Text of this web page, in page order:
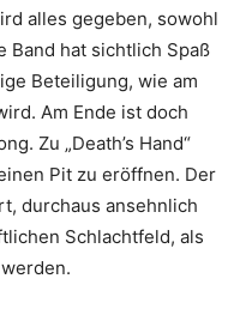
alles gegeben, sowohl
Band hat sichtlich Spaß
Beteiligung, wie am
Am Ende ist doch
Zu „Death’s Hand“
Pit zu eröffnen. Der
durchaus ansehnlich
Schlachtfeld, als